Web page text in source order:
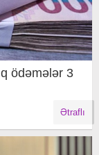
ödəmələr 3
Ətraflı